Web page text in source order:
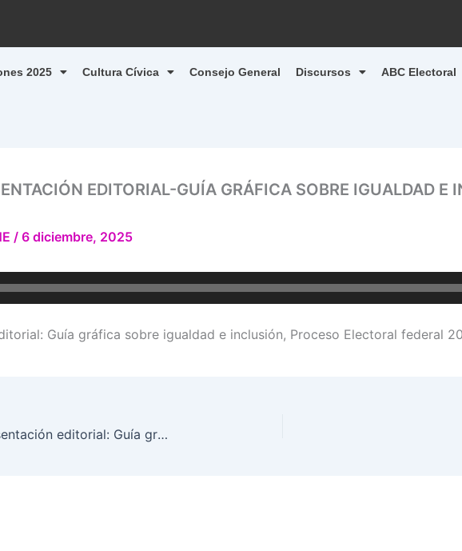
2025 Cultura Cívica Consejo General Discursos ABC Electoral
EDITORIAL-GUÍA GRÁFICA SOBRE IGUALDAD E
/ 6 diciembre, 2025
Guía gráfica sobre igualdad e inclusión, Proceso Electoral federal
Versión estenográfica de la presentación editorial: Guía gráfica sobre igualdad e inclusión, Proceso Electoral federal 2023-2024. FIL Guadalajara 2025